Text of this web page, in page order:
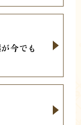
今でも